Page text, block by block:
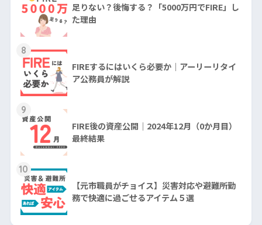
足りない？後悔する？「5000万円でFIRE」し
た理由
8
FIREするにはいくら必要か｜アーリーリタイ
ア公務員が解説
9
FIRE後の資産公開｜2024年12月（0か月目）
最終結果
10
【元市職員がチョイス】災害対応や避難所勤
務で快適に過ごせるアイテム５選